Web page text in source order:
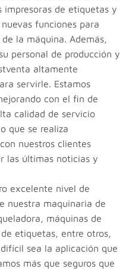
impresoras de etiquetas y
funciones para
la máquina. Además,
personal de producción y
altamente
servirle. Estamos
con el fin de
calidad de servicio
que se realiza
nuestros clientes
las últimas noticias y
excelente nivel de
nuestra maquinaria de
máquinas de
etiquetas, entre otros,
sea la aplicación que
más que seguros que